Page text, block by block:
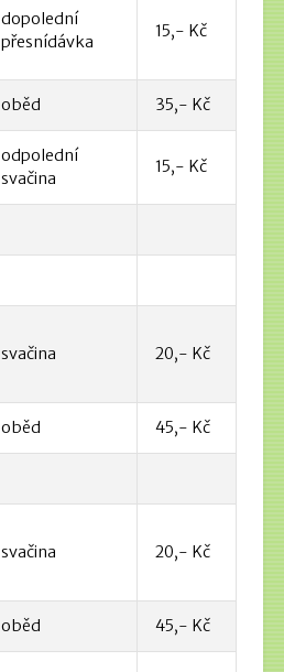
dopolední
přesnídávka
15,- Kč
oběd 35,- Kč
odpolední
svačina
15,- Kč
svačina 20,- Kč
oběd 45,- Kč
svačina 20,- Kč
oběd 45,- Kč